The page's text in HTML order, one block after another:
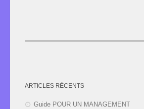
ARTICLES RÉCENTS
Guide POUR UN MANAGEMENT